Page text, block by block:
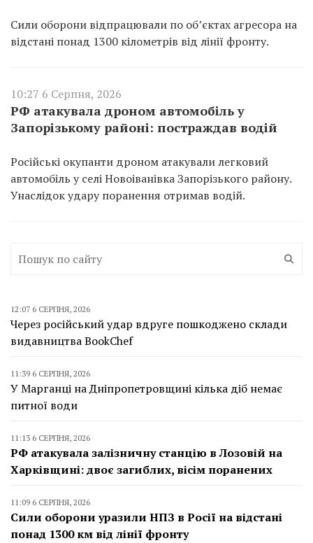
Сили оборони відпрацювали по об’єктах агресора на
відстані понад 1300 кілометрів від лінії фронту.
10:27 6 Серпня, 2026
РФ атакувала дроном автомобіль у
Запорізькому районі: постраждав водій
Російські окупанти дроном атакували легковий
автомобіль у селі Новоіванівка Запорізького району.
Унаслідок удару поранення отримав водій.
12:07 6 СЕРПНЯ, 2026
Через російський удар вдруге пошкоджено склади
видавництва BookChef
11:39 6 СЕРПНЯ, 2026
У Марганці на Дніпропетровщині кілька діб немає
питної води
11:13 6 СЕРПНЯ, 2026
РФ атакувала залізничну станцію в Лозовій на
Харківщині: двоє загиблих, вісім поранених
11:09 6 СЕРПНЯ, 2026
Сили оборони уразили НПЗ в Росії на відстані
понад 1300 км від лінії фронту